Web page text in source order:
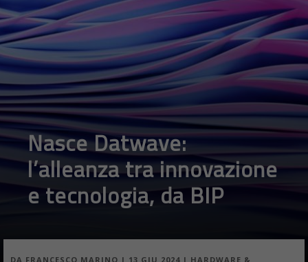
iOS 18: arriva l’Ai
modo intuitivo, integrandola nelle sue app e nei servizi piuttosto
che limitarsi a sfoggiarne le capacità avanzate in un’app
soprannominata “Apple Intelligence”, potrebbe essere il fulcro
della presentazione durata due ore alla WWDC24.